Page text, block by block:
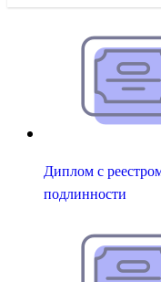
Диплом с
подлинности